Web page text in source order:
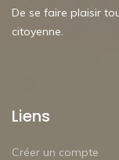
De se faire plaisir
citoyenne.
Liens
Créer un compte